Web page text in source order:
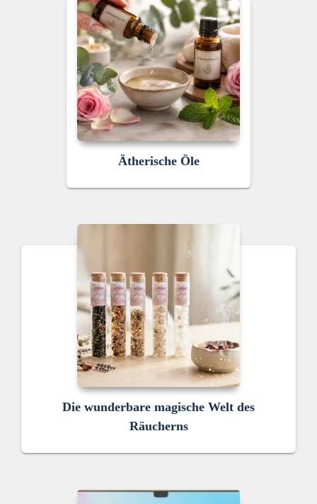
Ätherische Öle
Die wunderbare magische Welt des
Räucherns